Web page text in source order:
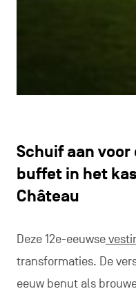
Schuif aan
buffet in het
Château
Deze 12e-eeuwse
transformaties. De
eeuw benut als